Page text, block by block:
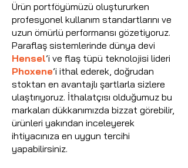
Ürün portföyümüzü oluştururken
profesyonel kullanım standartlarını ve
uzun ömürlü performansı gözetiyoruz.
Paraflaş sistemlerinde dünya devi
Hensel’i ve flaş tüpü teknolojisi lideri
Phoxene’i ithal ederek, doğrudan
stoktan en avantajlı şartlarla sizlere
ulaştırıyoruz. İthalatçısı olduğumuz bu
markaları dükkanımızda bizzat görebilir,
ürünleri yakından inceleyerek
ihtiyacınıza en uygun tercihi
yapabilirsiniz.